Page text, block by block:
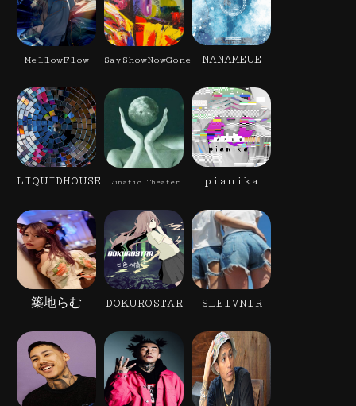
MellowFlow SayShowNowGone NANAMEUE
LIQUIDHOUSE Lunatic Theater pianika
築地らむ DOKUROSTAR SLEIVNIR